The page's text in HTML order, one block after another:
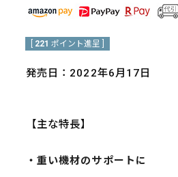
221 ポイント進呈 ]
発売日：2022年6月17日
【主な特長】
・重い機材のサポートに